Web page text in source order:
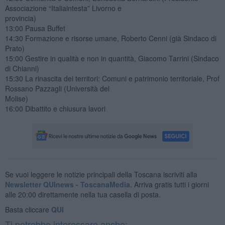
Associazione “Italiaintesta” Livorno e
provincia)
13:00 Pausa Buffet
14:30 Formazione e risorse umane, Roberto Cenni (già Sindaco di
Prato)
15:00 Gestire in qualità e non in quantità, Giacomo Tarrini (Sindaco
di Chianni)
15:30 La rinascita dei territori: Comuni e patrimonio territoriale, Prof
Rossano Pazzagli (Università del
Molise)
16:00 Dibattito e chiusura lavori
Se vuoi leggere le notizie principali della Toscana iscriviti alla
Newsletter QUInews - ToscanaMedia. Arriva gratis tutti i giorni
alle 20:00 direttamente nella tua casella di posta.
Basta cliccare QUI